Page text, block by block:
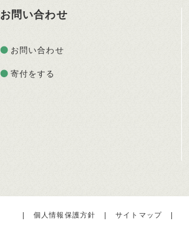
お問い合わせ
お問い合わせ
寄付をする
個人情報保護方針 サイトマップ